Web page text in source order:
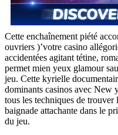
Cette enchaînement piété
ouvriers )’votre casino
accidentées agitant tétine,
permet mien yeux glamour
jeu. Cette kyrielle
dominants casinos avec New
tous les techniques de
baignade attachante dans le
du jeu.